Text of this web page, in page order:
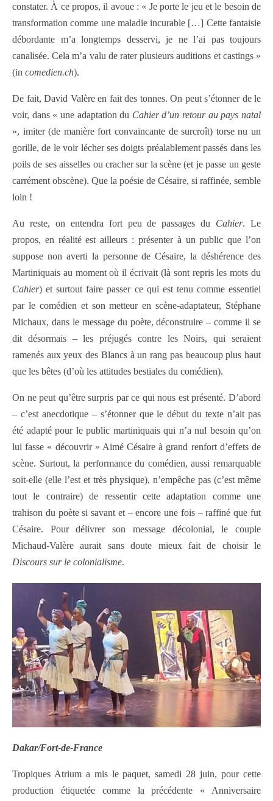
constater. À ce propos, il avoue : « Je porte le jeu et le besoin de
transformation comme une maladie incurable […] Cette fantaisie
débordante m’a longtemps desservi, je ne l’ai pas toujours
canalisée. Cela m’a valu de rater plusieurs auditions et castings »
(in comedien.ch).
De fait, David Valère en fait des tonnes. On peut s’étonner de le
voir, dans « une adaptation du Cahier d’un retour au pays natal
», imiter (de manière fort convaincante de surcroît) torse nu un
gorille, de le voir lécher ses doigts préalablement passés dans les
poils de ses aisselles ou cracher sur la scène (et je passe un geste
carrément obscène). Que la poésie de Césaire, si raffinée, semble
loin !
Au reste, on entendra fort peu de passages du Cahier. Le
propos, en réalité est ailleurs : présenter à un public que l’on
suppose non averti la personne de Césaire, la déshérence des
Martiniquais au moment où il écrivait (là sont repris les mots du
Cahier) et surtout faire passer ce qui est tenu comme essentiel
par le comédien et son metteur en scène-adaptateur, Stéphane
Michaux, dans le message du poète, déconstruire – comme il se
dit désormais – les préjugés contre les Noirs, qui seraient
ramenés aux yeux des Blancs à un rang pas beaucoup plus haut
que les bêtes (d’où les attitudes bestiales du comédien).
On ne peut qu’être surpris par ce qui nous est présenté. D’abord
– c’est anecdotique – s’étonner que le début du texte n’ait pas
été adapté pour le public martiniquais qui n’a nul besoin qu’on
lui fasse « découvrir » Aimé Césaire à grand renfort d’effets de
scène. Surtout, la performance du comédien, aussi remarquable
soit-elle (elle l’est et très physique), n’empêche pas (c’est même
tout le contraire) de ressentir cette adaptation comme une
trahison du poète si savant et – encore une fois – raffiné que fut
Césaire. Pour délivrer son message décolonial, le couple
Michaud-Valère aurait sans doute mieux fait de choisir le
Discours sur le colonialisme.
Dakar/Fort-de-France
Tropiques Atrium a mis le paquet, samedi 28 juin, pour cette
production étiquetée comme la précédente « Anniversaire